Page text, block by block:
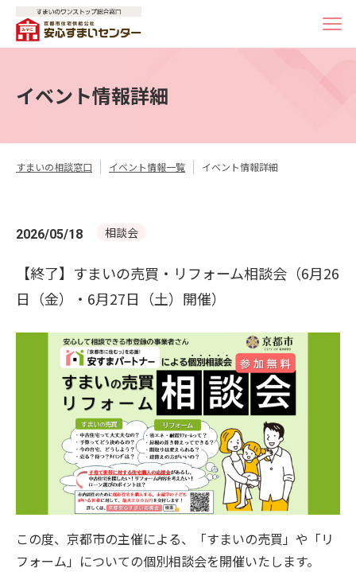
イベント情報詳細
すまいの相談窓口 イベント情報一覧 イベント情報詳細
2026/05/18 相談会
【終了】すまいの売買・リフォーム相談会（6月26
日（金）・6月27日（土）開催）
この度、京都市の主催による、「すまいの売買」や「リ
フォーム」についての個別相談会を開催いたします。